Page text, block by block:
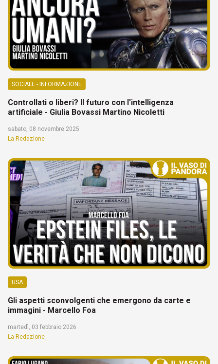
SOCIALE - INFORMAZIONE
Controllati o liberi? Il futuro con l'intelligenza
artificiale - Giulia Bovassi Martino Nicoletti
sabato, 08 novembre 2025
La Redazione
USA
Gli aspetti sconvolgenti che emergono da carte e
immagini - Marcello Foa
martedì, 03 febbraio 2026
La Redazione